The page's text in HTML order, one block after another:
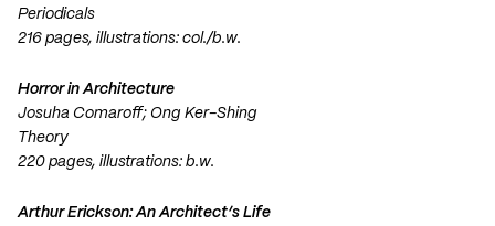
Periodicals
216 pages, illustrations: col./b.w.
Horror in Architecture
Josuha Comaroff; Ong Ker-Shing
Theory
220 pages, illustrations: b.w.
Arthur Erickson: An Architect’s Life